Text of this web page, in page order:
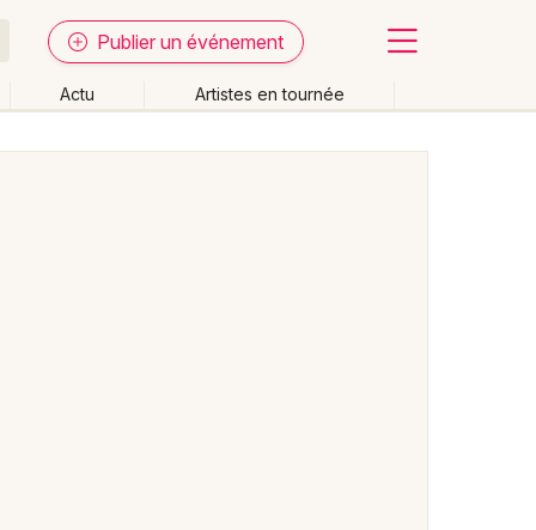
Publier un événement
Actu Artistes en tournée